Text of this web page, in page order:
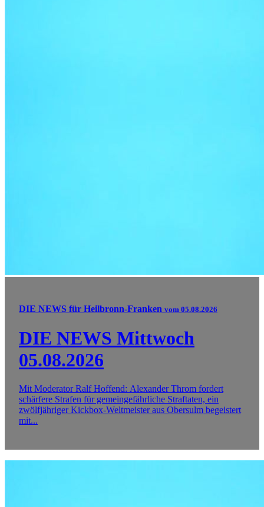
DIE NEWS für Heilbronn-Franken vom 05.08.2026
DIE NEWS Mittwoch
05.08.2026
Mit Moderator Ralf Hoffend: Alexander Throm fordert
schärfere Strafen für gemeingefährliche Straftaten, ein
zwölfjähriger Kickbox-Weltmeister aus Obersulm begeistert
mit...